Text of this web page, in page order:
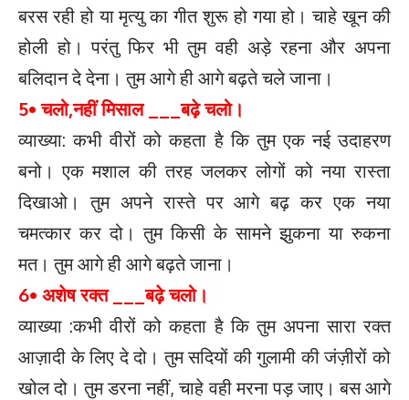
बरस रही हो या मृत्यु का गीत शुरू हो गया हो। चाहे खून की
होली हो। परंतु फिर भी तुम वही अड़े रहना और अपना
बलिदान दे देना। तुम आगे ही आगे बढ़ते चले जाना।
5• चलो,नहीं मिसाल ___बढ़े चलो।
व्याख्या: कभी वीरों को कहता है कि तुम एक नई उदाहरण
बनो। एक मशाल की तरह जलकर लोगों को नया रास्ता
दिखाओ। तुम अपने रास्ते पर आगे बढ़ कर एक नया
चमत्कार कर दो। तुम किसी के सामने झुकना या रुकना
मत। तुम आगे ही आगे बढ़ते जाना।
6• अशेष रक्त ___बढ़े चलो।
व्याख्या :कभी वीरों को कहता है कि तुम अपना सारा रक्त
आज़ादी के लिए दे दो। तुम सदियों की गुलामी की जंज़ीरों को
खोल दो। तुम डरना नहीं, चाहे वही मरना पड़ जाए। बस आगे